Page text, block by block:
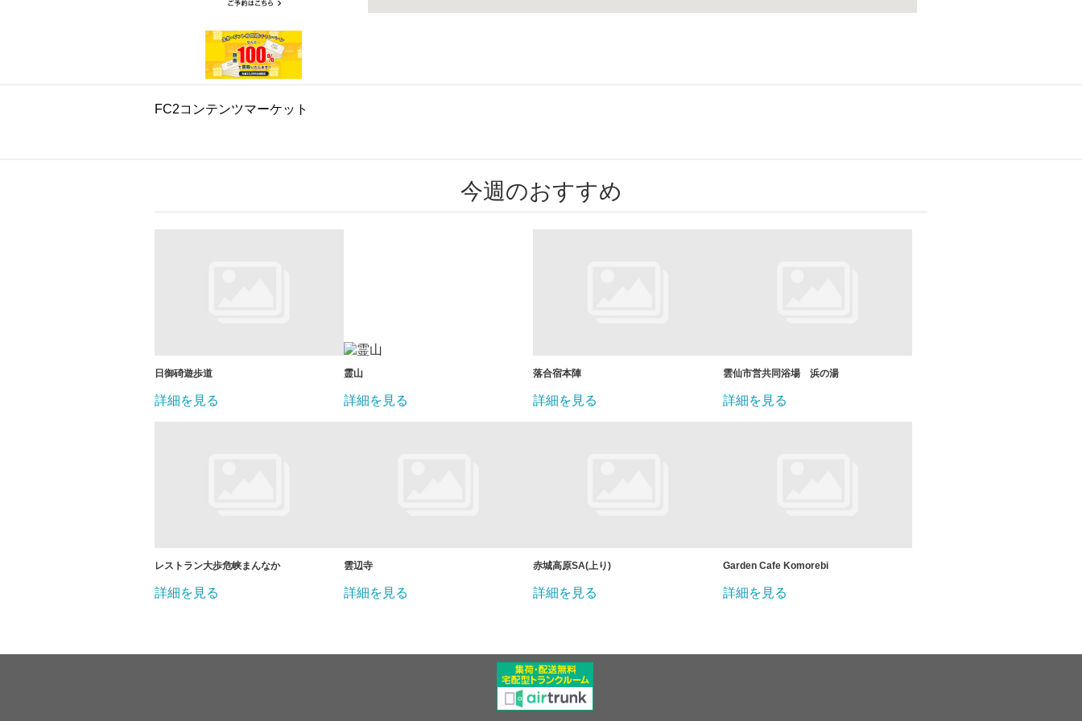
FC2コンテンツマーケット
今週のおすすめ
日御碕遊歩道
詳細を見る
霊山
詳細を見る
落合宿本陣
詳細を見る
雲仙市営共同浴場 浜の湯
詳細を見る
レストラン大歩危峡まんなか
詳細を見る
雲辺寺
詳細を見る
赤城高原SA(上り)
詳細を見る
Garden Cafe Komorebi
詳細を見る